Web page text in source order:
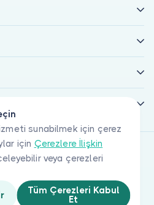
sunabilmek için çerez
için Çerezlere İlişkin
veya çerezleri
Tüm Çerezleri Kabul
Et